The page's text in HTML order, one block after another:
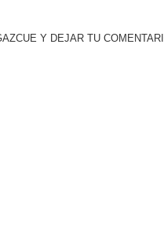
Y DEJAR TU